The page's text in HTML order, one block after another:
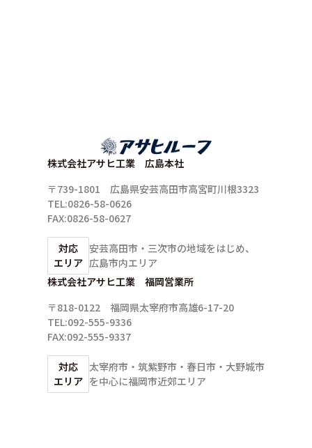
株式会社アサヒ工業 広島本社
〒739-1801 広島県安芸高田市高宮町川根3323
TEL:0826-58-0626
FAX:0826-58-0627
対応
エリア
安芸高田市・三次市の地域をはじめ、
広島市内エリア
株式会社アサヒ工業 福岡営業所
〒818-0122 福岡県太宰府市高雄6-17-20
TEL:092-555-9336
FAX:092-555-9337
対応
エリア
太宰府市・筑紫野市・春日市・大野城市
を中心に福岡市近郊エリア